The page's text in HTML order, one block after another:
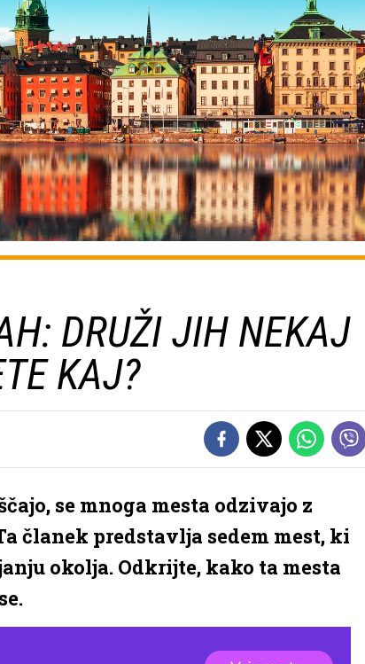
DRUŽI JIH NEKAJ
KAJ?
se mnoga mesta odzivajo z
članek predstavlja sedem mest, ki
okolja. Odkrijte, kako ta mesta